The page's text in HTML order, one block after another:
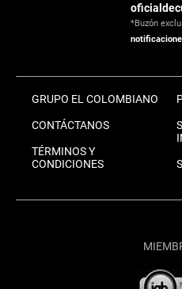
*Buzón
GRUPO EL COLOMBIANO
CONTÁCTANOS
TÉRMINOS Y
CONDICIONES